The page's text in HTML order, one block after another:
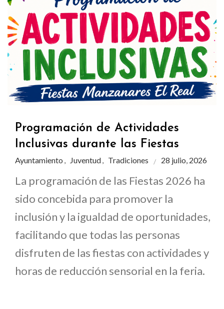
Programación de Actividades
Inclusivas durante las Fiestas
Ayuntamiento , Juventud, Tradiciones 28 julio, 2026
La programación de las Fiestas 2026 ha
sido concebida para promover la
inclusión y la igualdad de oportunidades,
facilitando que todas las personas
disfruten de las fiestas con actividades y
horas de reducción sensorial en la feria.